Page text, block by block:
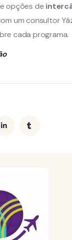
opções de
um consultor
cada programa.